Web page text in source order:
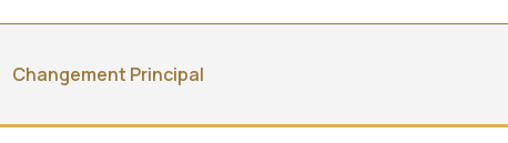
Changement Principal